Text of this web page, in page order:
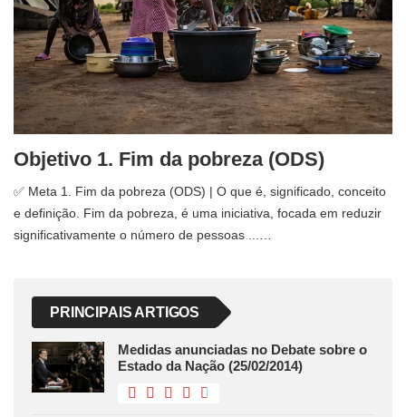
Objetivo 1. Fim da pobreza (ODS)
✅ Meta 1. Fim da pobreza (ODS) | O que é, significado, conceito
e definição. Fim da pobreza, é uma iniciativa, focada em reduzir
significativamente o número de pessoas ...…
PRINCIPAIS ARTIGOS
Medidas anunciadas no Debate sobre o
Estado da Nação (25/02/2014)